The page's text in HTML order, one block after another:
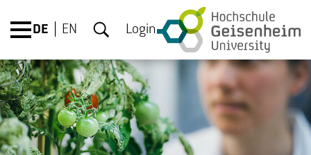
DE EN Login